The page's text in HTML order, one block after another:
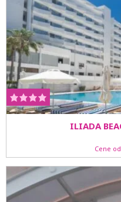
ILIADA
Cene od